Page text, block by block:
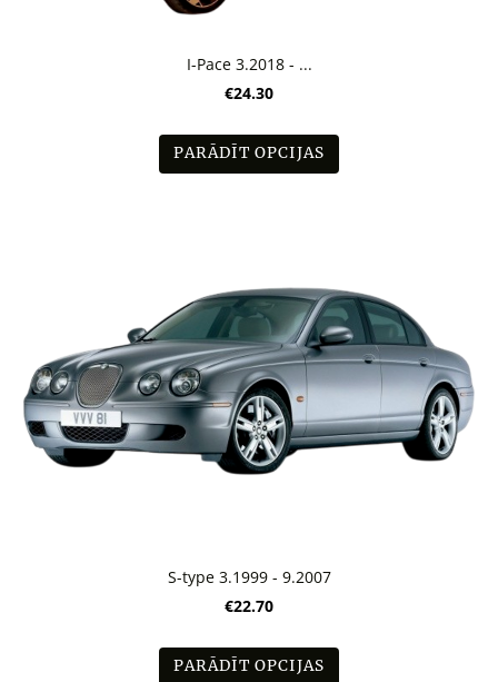
I-Pace 3.2018 - ...
€24.30
PARĀDĪT OPCIJAS
S-type 3.1999 - 9.2007
€22.70
PARĀDĪT OPCIJAS